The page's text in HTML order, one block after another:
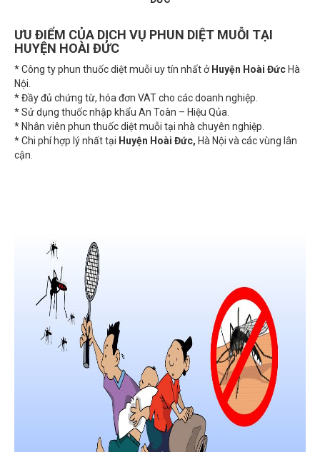
ƯU ĐIỂM CỦA DỊCH VỤ PHUN DIỆT MUỖI TẠI
HUYỆNHOÀI ĐỨC
Nội.
* Đầy đủ chứng từ, hóa đơn VAT cho các doanh nghiệp.
* Sử dụng thuốc nhập khẩu An Toàn – Hiệu Qủa.
* Nhân viên phun thuốc diệt muỗi tại nhà chuyên nghiệp.
* Chi phí hợp lý nhất tại HuyệnHoài Đức, Hà Nội và các vùng lân
cận.